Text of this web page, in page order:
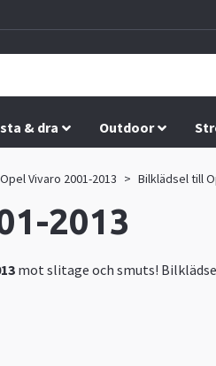
& dra Outdoor
Vivaro 2001-2013 Bilklädsel till
2013
mot slitage och smuts!